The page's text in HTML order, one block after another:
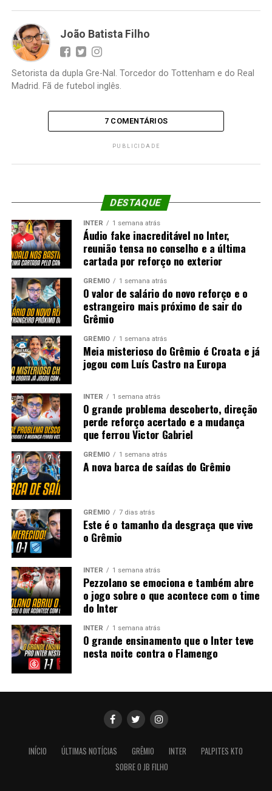
João Batista Filho
Setorista da dupla Gre-Nal. Torcedor do Tottenham e do Real
Madrid. Fã de futebol inglês.
7 COMENTÁRIOS
PUBLICIDADE
DESTAQUE
INTER 1 semana atrás
Áudio fake inacreditável no Inter,
reunião tensa no conselho e a última
cartada por reforço no exterior
GRÊMIO 1 semana atrás
O valor de salário do novo reforço e o
estrangeiro mais próximo de sair do
Grêmio
GRÊMIO 1 semana atrás
Meia misterioso do Grêmio é Croata e já
jogou com Luís Castro na Europa
INTER 1 semana atrás
O grande problema descoberto, direção
perde reforço acertado e a mudança
que ferrou Victor Gabriel
GRÊMIO 1 semana atrás
A nova barca de saídas do Grêmio
GRÊMIO 7 dias atrás
Este é o tamanho da desgraça que vive
o Grêmio
INTER 1 semana atrás
Pezzolano se emociona e também abre
o jogo sobre o que acontece com o time
do Inter
INTER 1 semana atrás
O grande ensinamento que o Inter teve
nesta noite contra o Flamengo
INÍCIO ÚLTIMAS NOTÍCIAS GRÊMIO INTER
PALPITES KTO
SOBRE O JB FILHO